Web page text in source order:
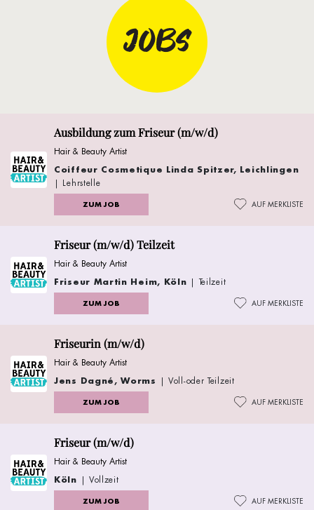
JOBS
Ausbildung zum Friseur (m/w/d)
Hair & Beauty Artist
Coiffeur Cosmetique Linda Spitzer, Leichlingen
| Lehrstelle
ZUM JOB AUF MERKLISTE
Friseur (m/w/d) Teilzeit
Hair & Beauty Artist
Friseur Martin Heim, Köln | Teilzeit
ZUM JOB AUF MERKLISTE
Friseurin (m/w/d)
Hair & Beauty Artist
Jens Dagné, Worms | Voll-oder Teilzeit
ZUM JOB AUF MERKLISTE
Friseur (m/w/d)
Hair & Beauty Artist
Köln | Vollzeit
ZUM JOB AUF MERKLISTE